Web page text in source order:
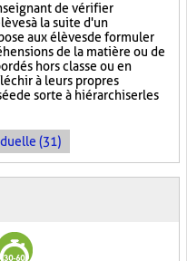
de vérifier
à la suite d'un
aux élèves de formuler
de la matière ou de
hors classe ou en
à leurs propres
de sorte à hiérarchiser les
(31)